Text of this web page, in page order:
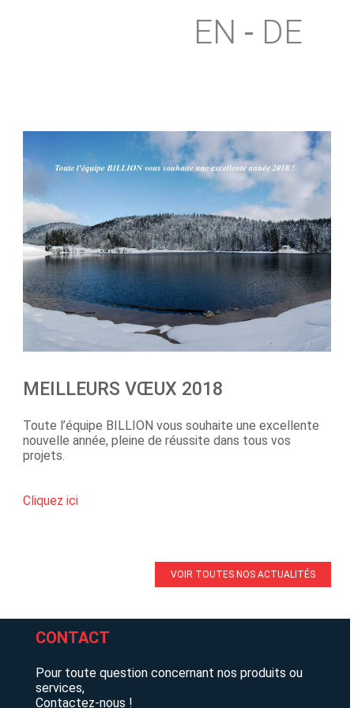
EN DE
MEILLEURS VŒUX 2018
Toute l’équipe BILLION vous souhaite une excellente
nouvelle année, pleine de réussite dans tous vos
projets.
Cliquez ici
VOIR TOUTES NOS ACTUALITÉS
CONTACT
Pour toute question concernant nos produits ou
services,
Contactez-nous !